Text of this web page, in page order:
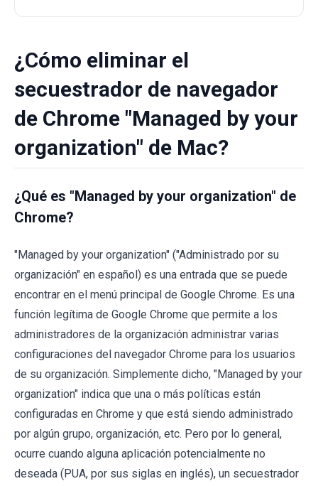
¿Cómo eliminar el
secuestrador de navegador
de Chrome "Managed by your
organization" de Mac?
¿Qué es "Managed by your organization" de
Chrome?
"Managed by your organization" ("Administrado por su
organización" en español) es una entrada que se puede
encontrar en el menú principal de Google Chrome. Es una
función legítima de Google Chrome que permite a los
administradores de la organización administrar varias
configuraciones del navegador Chrome para los usuarios
de su organización. Simplemente dicho, "Managed by your
organization" indica que una o más políticas están
configuradas en Chrome y que está siendo administrado
por algún grupo, organización, etc. Pero por lo general,
ocurre cuando alguna aplicación potencialmente no
deseada (PUA, por sus siglas en inglés), un secuestrador